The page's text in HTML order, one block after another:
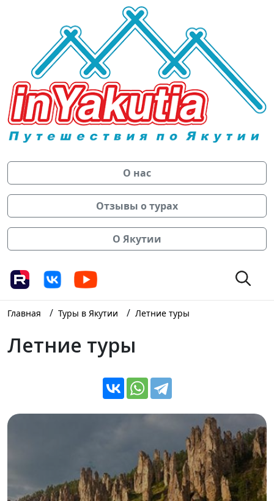
О нас
Отзывы о турах
О Якутии
Главная / Туры в Якутии / Летние туры
Летние туры